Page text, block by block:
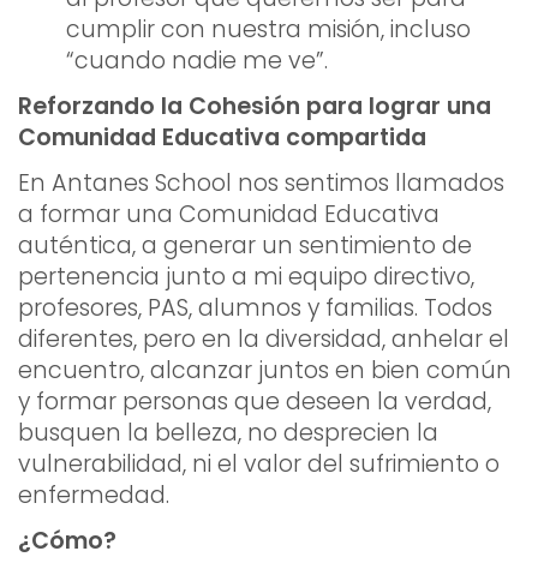
cumplir con nuestra misión, incluso
“cuando nadie me ve”.
Reforzando la Cohesión para lograr una
Comunidad Educativa compartida
En Antanes School nos sentimos llamados
a formar una Comunidad Educativa
auténtica, a generar un sentimiento de
pertenencia junto a mi equipo directivo,
profesores, PAS, alumnos y familias. Todos
diferentes, pero en la diversidad, anhelar el
encuentro, alcanzar juntos en bien común
y formar personas que deseen la verdad,
busquen la belleza, no desprecien la
vulnerabilidad, ni el valor del sufrimiento o
enfermedad.
¿Cómo?